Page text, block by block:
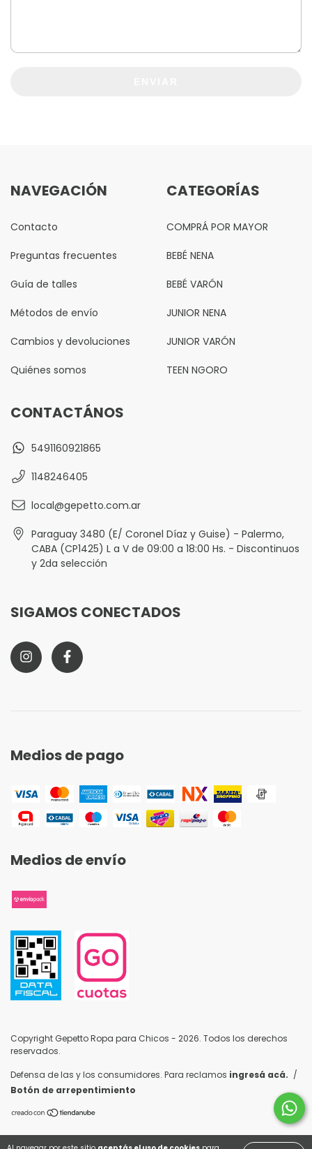
NAVEGACIÓN
Contacto
Preguntas frecuentes
Guía de talles
Métodos de envío
Cambios y devoluciones
Quiénes somos
CATEGORÍAS
COMPRÁ POR MAYOR
BEBÉ NENA
BEBÉ VARÓN
JUNIOR NENA
JUNIOR VARÓN
TEEN NGORO
CONTACTÁNOS
5491160921865
1148246405
local@gepetto.com.ar
Paraguay 3480 (E/ Coronel Díaz y Guise) - Palermo,
CABA (CP1425) L a V de 09:00 a 18:00 Hs. - Discontinuos
y 2da selección
SIGAMOS CONECTADOS
Medios de pago
Medios de envío
Copyright Gepetto Ropa para Chicos - 2026. Todos los derechos
reservados.
Defensa de las y los consumidores. Para reclamos ingresá acá. /
Botón de arrepentimiento